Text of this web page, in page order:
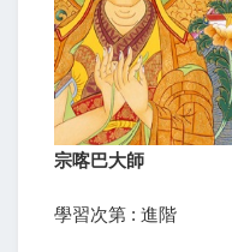
宗喀巴大師
學習次第 : 進階